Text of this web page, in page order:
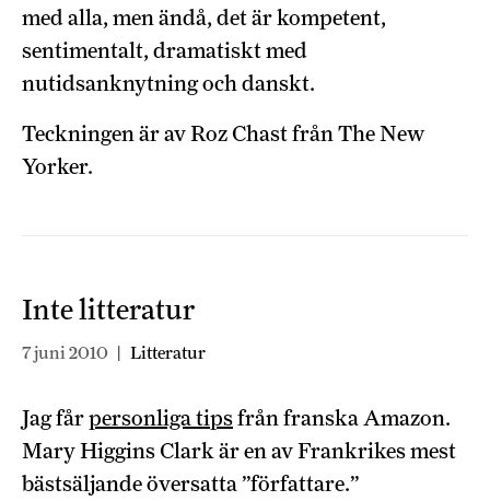
med alla, men ändå, det är kompetent,
sentimentalt, dramatiskt med
nutidsanknytning och danskt.
Teckningen är av Roz Chast från The New
Yorker.
Inte litteratur
7 juni 2010 | Litteratur
Jag fårpersonliga tipsfrån franska Amazon.
Mary Higgins Clark är en av Frankrikes mest
bästsäljande översatta ”författare.”